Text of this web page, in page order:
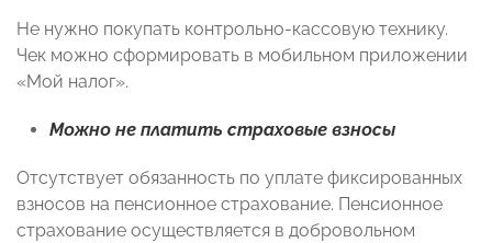
Не нужно покупать контрольно-кассовую технику.
Чек можно сформировать в мобильном приложении
«Мой налог».
Можно не платить страховые взносы
Отсутствует обязанность по уплате фиксированных
взносов на пенсионное страхование. Пенсионное
страхование осуществляется в добровольном